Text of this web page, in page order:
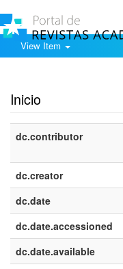
View Item
Inicio
dc.contributor
dc.creator
dc.date
dc.date.accessioned
dc.date.available